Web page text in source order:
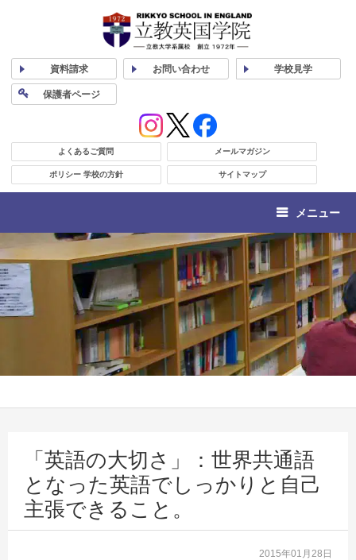
資料請求 お問い合わせ 学校見学
保護者ページ
よくあるご質問 メールマガジン
ポリシー 学校の方針 サイトマップ
メニュー
「英語の大切さ」：世界共通語
となった英語でしっかりと自己
主張できること。
2015年01月28日